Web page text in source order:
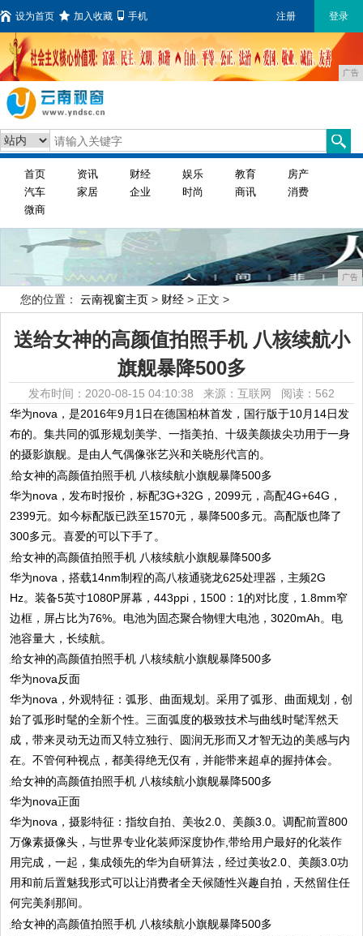
设为首页 加入收藏 手机 注册 登录
广告
首页 资讯 财经 娱乐 教育
房产
汽车
家居 企业 时尚 商讯
消费
微商
广告
您的位置： 云南视窗主页 > 财经 > 正文 >
送给女神的高颜值拍照手机 八核续航小
旗舰暴降500多
发布时间：2020-08-15 04:10:38 来源：互联网 阅读：562
华为nova，是2016年9月1日在德国柏林首发，国行版于10月14日发
布的。集共同的弧形规划美学、一指美拍、十级美颜拔尖功用于一身
的摄影旗舰。是由人气偶像张艺兴和关晓彤代言的。
华为nova，发布时报价，标配3G+32G，2099元，高配4G+64G，
2399元。如今标配版已跌至1570元，暴降500多元。高配版也降了
300多元。喜爱的可以下手了。
华为nova，搭载14nm制程的高八核通骁龙625处理器，主频2G
Hz。装备5英寸1080P屏幕，443ppi，1500：1的对比度，1.8mm窄
边框，屏占比为76%。电池为固态聚合物锂大电池，3020mAh。电
池容量大，长续航。
华为nova反面
华为nova，外观特征：弧形、曲面规划。采用了弧形、曲面规划，创
始了弧形时髦的全新个性。三面弧度的极致技术与曲线时髦浑然天
成，带来灵动无边而又特立独行、圆润无形而又才智无边的美感与内
在。不管何种视点，都美得绝无仅有，并能带来超卓的握持体会。
华为nova正面
华为nova，摄影特征：指纹自拍、美妆2.0、美颜3.0。调配前置800
万像素摄像头，与世界专业化装师深度协作,带给用户最好的化装作
用完成，一起，集成领先的华为自研算法，经过美妆2.0、美颜3.0功
用和前后置魅我形式可以让消费者全天候随性兴趣自拍，天然留住任
何完美刹那间。